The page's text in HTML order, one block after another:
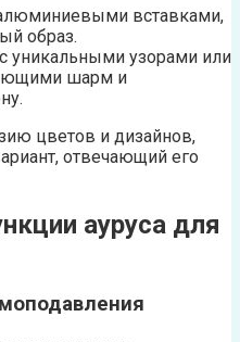
вставками,
образ.
уникальными узорами или
шарм и
цветов и дизайнов,
отвечающий его
ауруса для